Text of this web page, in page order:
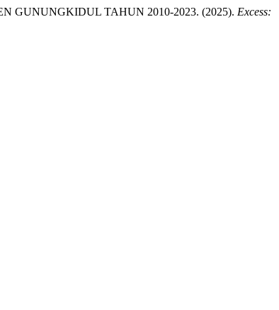
GUNUNGKIDUL TAHUN 2010-2023. (2025). Excess: